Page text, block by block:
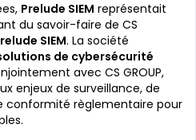
Prelude SIEM représentait
du savoir-faire de CS
SIEM. La société
de cybersécurité
avec CS GROUP,
enjeux de surveillance, de
conformité règlementaire pour